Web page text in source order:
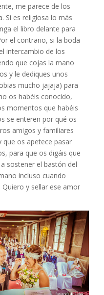
me parece de los
Si es religiosa lo más
el libro delante para
el contrario, si la boda
intercambio de los
que cojas la mano
y le dediques unos
mucho jajaja) para
os habéis conocido,
momentos que habéis
se enteren por qué os
amigos y familiares
que os apetece pasar
para que os digáis que
sostener el bastón del
incluso cuando
y sellar ese amor